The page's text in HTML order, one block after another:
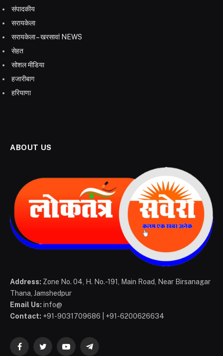
संपादकीय
सरायकेला
सरायकेला – खरसावां NEWS
सेहत
सोशल मीडिया
हजारीबाग
हरियाणा
ABOUT US
Address: Zone No. 04, H. No.-191, Main Road, Near Birsanagar
Thana, Jamshedpur
Email Us: info@
Contact: +91-9031709686 | +91-6200626634
FacebookTwitterYouTubeTelegram